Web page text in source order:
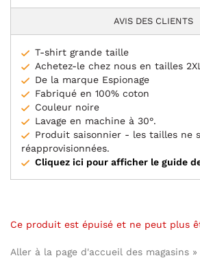
AVIS DES CLIENTS
T-shirt grande taille
Achetez-le chez nous en tailles
De la marque Espionage
Fabriqué en 100% coton
Couleur noire
Lavage en machine à 30°.
Produit saisonnier - les tailles ne
réapprovisionnées.
Cliquez ici pour afficher le guide
Ce produit est épuisé et ne peut plus
Aller à la page d'accueil des magasins »